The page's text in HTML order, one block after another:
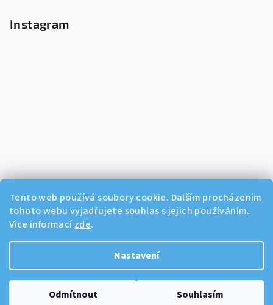
Tento web používá soubory cookie. Dalším procházením
tohoto webu vyjadřujete souhlas s jejich používáním.
Více informací zde.
Nastavení
Odmítnout Souhlasím
Instagram
Sledovat na Instagramu